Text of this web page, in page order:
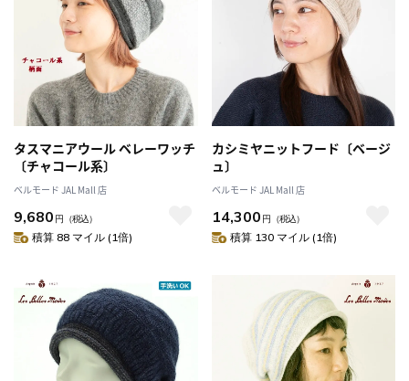
タスマニアウール ベレーワッチ
〔チャコール系〕
ベルモード JAL Mall 店
9,680 円 （税込）
積算 88 マイル (1倍)
カシミヤニットフード〔ベージ
ュ〕
ベルモード JAL Mall 店
14,300 円 （税込）
積算 130 マイル (1倍)